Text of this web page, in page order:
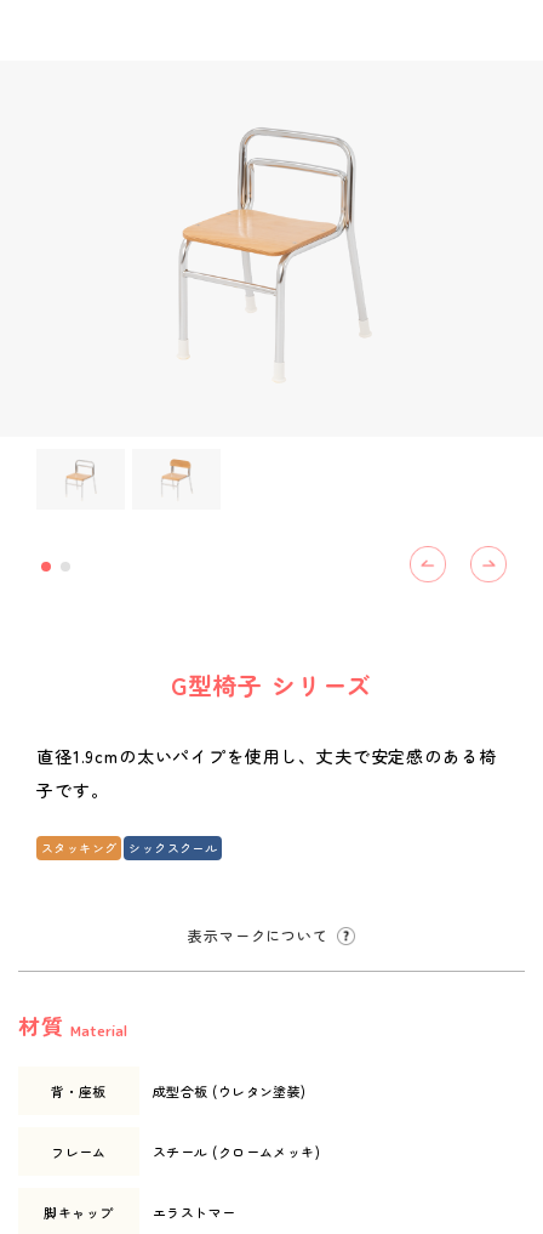
G型椅子 シリーズ
直径1.9cmの太いパイプを使用し、丈夫で安定感のある椅
子です。
スタッキング シックスクール
表示マークについて
材質 Material
背・座板 成型合板 (ウレタン塗装)
フレーム スチール (クロームメッキ)
脚キャップ エラストマー